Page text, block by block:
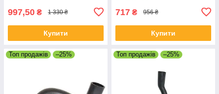
997,50 ₴ 1 330 ₴
Купити
717 ₴ 956 ₴
Купити
Топ продажів –25% Топ продажів –25%